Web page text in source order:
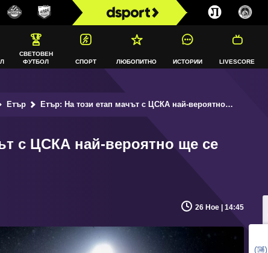
СВЕТОВЕН
ФУТБОЛ
СПОРТ ЛЮБОПИТНО ИСТОРИИ LIVESCORE
Етър Етър: На този етап мачът с ЦСКА най-вероятно ще се доиграе
с ЦСКА най-вероятно ще се
26 Ное | 14:45